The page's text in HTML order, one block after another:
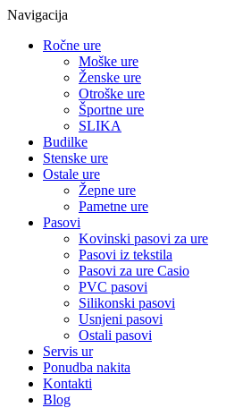
Navigacija
Ročne ure
Moške ure
Ženske ure
Otroške ure
Športne ure
SLIKA
Budilke
Stenske ure
Ostale ure
Žepne ure
Pametne ure
Pasovi
Kovinski pasovi za ure
Pasovi iz tekstila
Pasovi za ure Casio
PVC pasovi
Silikonski pasovi
Usnjeni pasovi
Ostali pasovi
Servis ur
Ponudba nakita
Kontakti
Blog